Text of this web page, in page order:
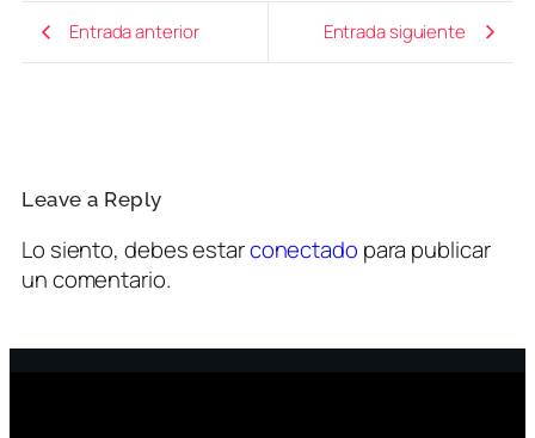
Entrada anterior Entrada siguiente
Leave a Reply
Lo siento, debes estarconectado para publicar
un comentario.